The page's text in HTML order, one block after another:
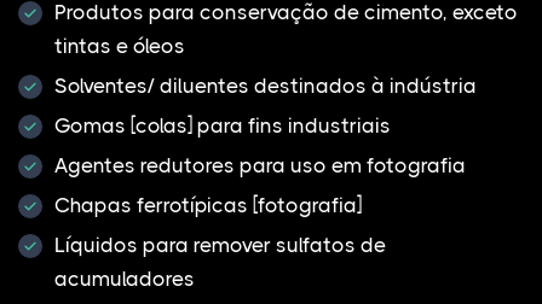
Produtos para conservação de cimento, exceto
tintas e óleos
Solventes/ diluentes destinados à indústria
Gomas [colas] para fins industriais
Agentes redutores para uso em fotografia
Chapas ferrotípicas [fotografia]
Líquidos para remover sulfatos de
acumuladores